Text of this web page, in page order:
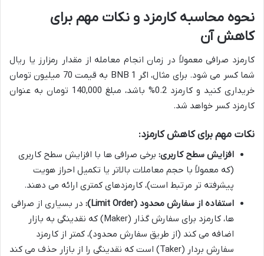
نحوه محاسبه کارمزد و نکات مهم برای
کاهش آن
کارمزد صرافی معمولاً در زمان انجام معامله از مقدار رمزارز یا ریال
شما کسر می شود. برای مثال، اگر 1 BNB به قیمت 70 میلیون تومان
خریداری کنید و کارمزد 0.2% باشد، مبلغ 140,000 تومان به عنوان
کارمزد کسر خواهد شد.
نکات مهم برای کاهش کارمزد:
افزایش سطح کاربری: برخی صرافی ها با افزایش سطح کاربری
(که معمولاً با حجم معاملات بالاتر یا تکمیل احراز هویت
پیشرفته تر مرتبط است)، کارمزدهای کمتری ارائه می دهند.
استفاده از سفارش محدود (Limit Order):
در بسیاری از صرافی
ها، کارمزد برای سفارش گذار (Maker) که نقدینگی به بازار
اضافه می کند (از طریق سفارش محدود)، کمتر از کارمزد
سفارش بردار (Taker) است که نقدینگی را از بازار حذف می کند